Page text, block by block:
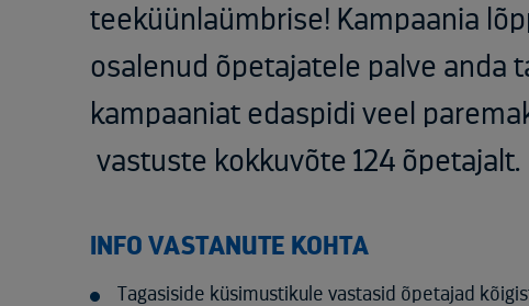
teeküünlaümbrise! Kampaania
osalenud õpetajatele palve anda
kampaaniat edaspidi veel
vastuste kokkuvõte 124 õpetajalt.
INFO VASTANUTE KOHTA
Tagasiside küsimustikule vastasid õpetajad